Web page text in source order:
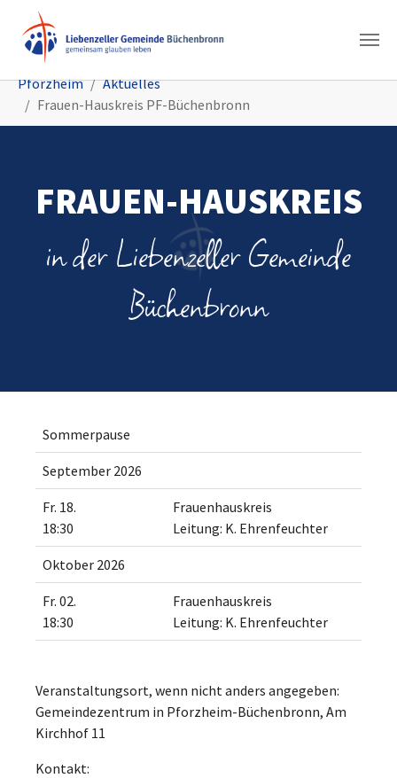
Pforzheim
Aktuelles
Frauen-Hauskreis PF-Büchenbronn
FRAUEN-HAUSKREIS
in der Liebenzeller Gemeinde
Büchenbronn
Sommerpause
September 2026
Fr. 18.
18:30
Frauenhauskreis
Leitung: K. Ehrenfeuchter
Oktober 2026
Fr. 02.
18:30
Frauenhauskreis
Leitung: K. Ehrenfeuchter
Veranstaltungsort, wenn nicht anders angegeben:
Gemeindezentrum in Pforzheim-Büchenbronn, Am
Kirchhof 11
Kontakt: